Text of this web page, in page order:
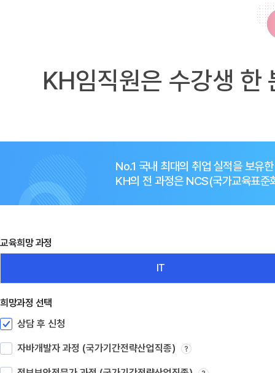
KH임직원은 수강생 한
No.1 국내 최대의 취업 실적을 보유
KH의 전 과정은 NCS(국가교육표준
교육희망 과정
IT
희망과정 선택
상담 후 신청
자바개발자 과정 (국가기간전략산업직종) ?